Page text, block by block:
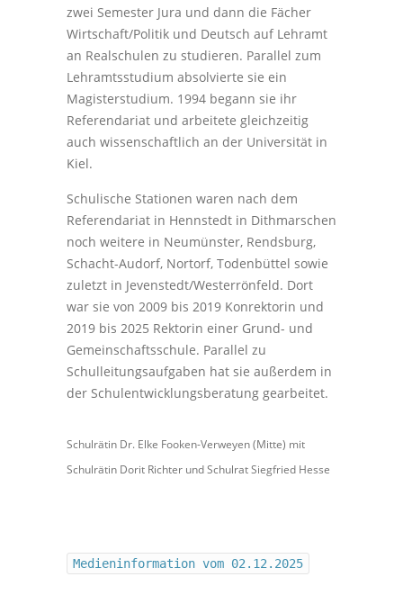
zwei Semester Jura und dann die Fächer
Wirtschaft/Politik und Deutsch auf Lehramt
an Realschulen zu studieren. Parallel zum
Lehramtsstudium absolvierte sie ein
Magisterstudium. 1994 begann sie ihr
Referendariat und arbeitete gleichzeitig
auch wissenschaftlich an der Universität in
Kiel.
Schulische Stationen waren nach dem
Referendariat in Hennstedt in Dithmarschen
noch weitere in Neumünster, Rendsburg,
Schacht-Audorf, Nortorf, Todenbüttel sowie
zuletzt in Jevenstedt/Westerrönfeld. Dort
war sie von 2009 bis 2019 Konrektorin und
2019 bis 2025 Rektorin einer Grund- und
Gemeinschaftsschule. Parallel zu
Schulleitungsaufgaben hat sie außerdem in
der Schulentwicklungsberatung gearbeitet.
Schulrätin Dr. Elke Fooken-Verweyen (Mitte) mit
Schulrätin Dorit Richter und Schulrat Siegfried Hesse
Medieninformation vom 02.12.2025